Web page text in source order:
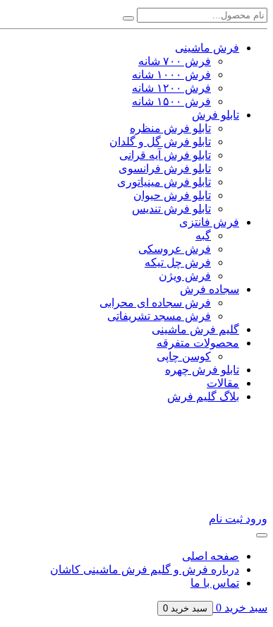
فرش ماشینی
فرش ۷۰۰ شانه
فرش ۱۰۰۰ شانه
فرش ۱۲۰۰ شانه
فرش ۱۵۰۰ شانه
تابلو فرش
تابلو فرش منظره
تابلو فرش گل و گلدان
تابلو فرش آیه قرانی
تابلو فرش فرانسوی
تابلو فرش مینیاتوری
تابلو فرش حیوان
تابلو فرش تندیس
فرش فانتزی
گبه
فرش عروسکی
فرش چل تیکه
فرش ویژن
سجاده فرش
فرش سجاده ای محرابی
فرش مسجد تشریفاتی
گلیم فرش ماشینی
محصولات متفرقه
کوسن چاپی
تابلو فرش چهره
مقالات
بلاگ گلیم فرش
ورود ثبت نام
صفحه اصلی
درباره فرش و گلیم فرش ماشینی کاشان
تماس با ما
سبد خرید 0 سبد خرید 0